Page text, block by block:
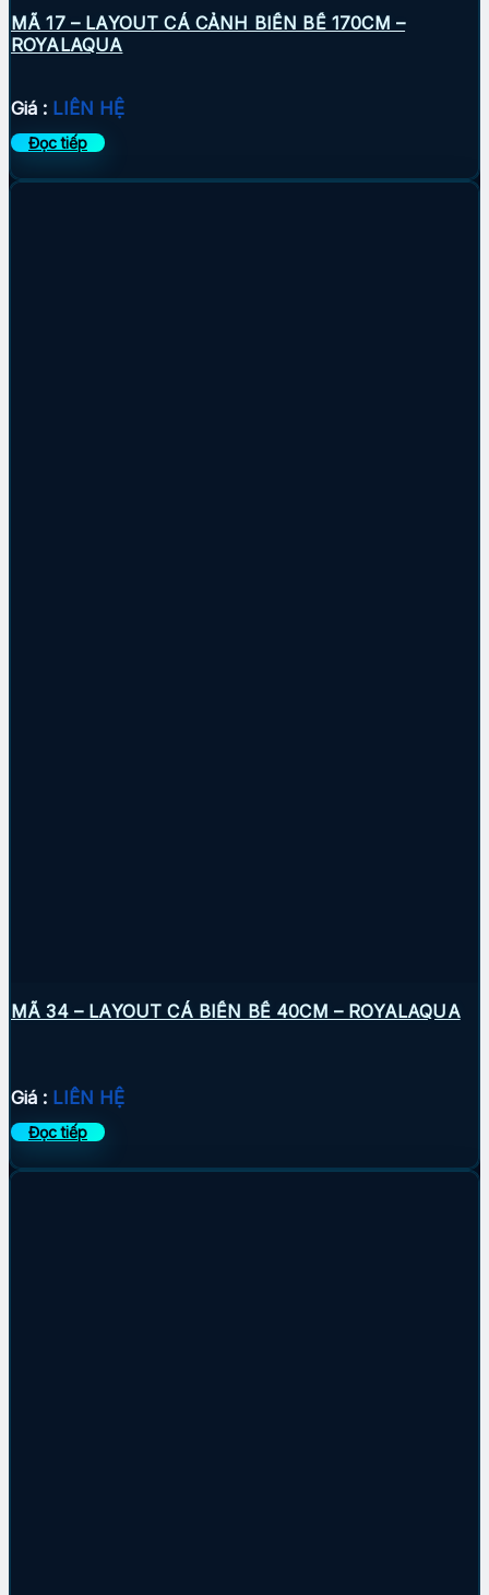
MÃ 17 – LAYOUT CÁ CẢNH BIỂN BỂ 170CM –
ROYALAQUA
Giá : LIÊN HỆ
Đọc tiếp
MÃ 34 – LAYOUT CÁ BIỂN BỂ 40CM – ROYALAQUA
Giá : LIÊN HỆ
Đọc tiếp